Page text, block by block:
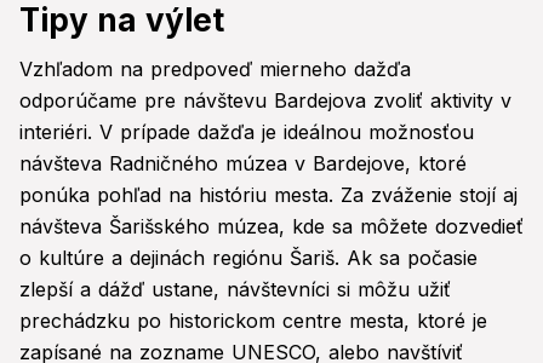
Tipy na výlet
Vzhľadom na predpoveď mierneho dažďa
odporúčame pre návštevu Bardejova zvoliť aktivity v
interiéri. V prípade dažďa je ideálnou možnosťou
návšteva Radničného múzea v Bardejove, ktoré
ponúka pohľad na históriu mesta. Za zváženie stojí aj
návšteva Šarišského múzea, kde sa môžete dozvedieť
o kultúre a dejinách regiónu Šariš. Ak sa počasie
zlepší a dážď ustane, návštevníci si môžu užiť
prechádzku po historickom centre mesta, ktoré je
zapísané na zozname UNESCO, alebo navštíviť